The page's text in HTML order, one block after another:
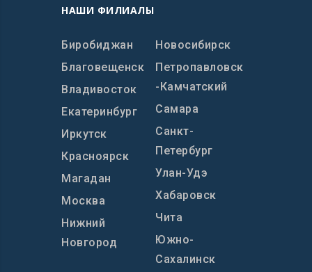
НАШИ ФИЛИАЛЫ
Биробиджан
Благовещенск
Владивосток
Екатеринбург
Иркутск
Красноярск
Магадан
Москва
Нижний
Новгород
Новосибирск
Петропавловск
-Камчатский
Самара
Санкт-
Петербург
Улан-Удэ
Хабаровск
Чита
Южно-
Сахалинск